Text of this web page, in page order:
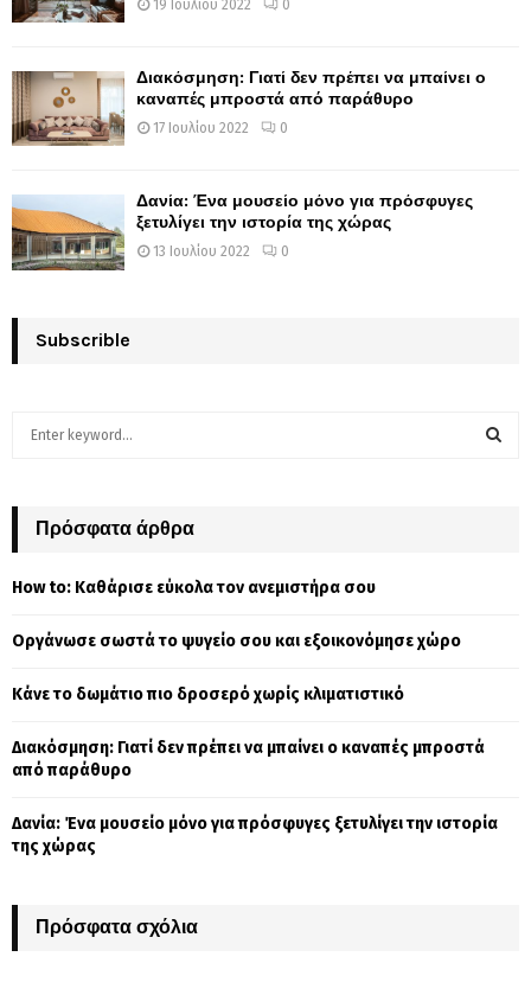
19 Ιουλίου 2022 0
Διακόσμηση: Γιατί δεν πρέπει να μπαίνει ο
καναπές μπροστά από παράθυρο
17 Ιουλίου 2022 0
Δανία: Ένα μουσείο μόνο για πρόσφυγες
ξετυλίγει την ιστορία της χώρας
13 Ιουλίου 2022 0
Subscrible
h
o
:
Πρόσφατα άρθρα
How to: Καθάρισε εύκολα τον ανεμιστήρα σου
Οργάνωσε σωστά το ψυγείο σου και εξοικονόμησε χώρο
Κάνε το δωμάτιο πιο δροσερό χωρίς κλιματιστικό
Διακόσμηση: Γιατί δεν πρέπει να μπαίνει ο καναπές μπροστά
από παράθυρο
Δανία: Ένα μουσείο μόνο για πρόσφυγες ξετυλίγει την ιστορία
της χώρας
Πρόσφατα σχόλια